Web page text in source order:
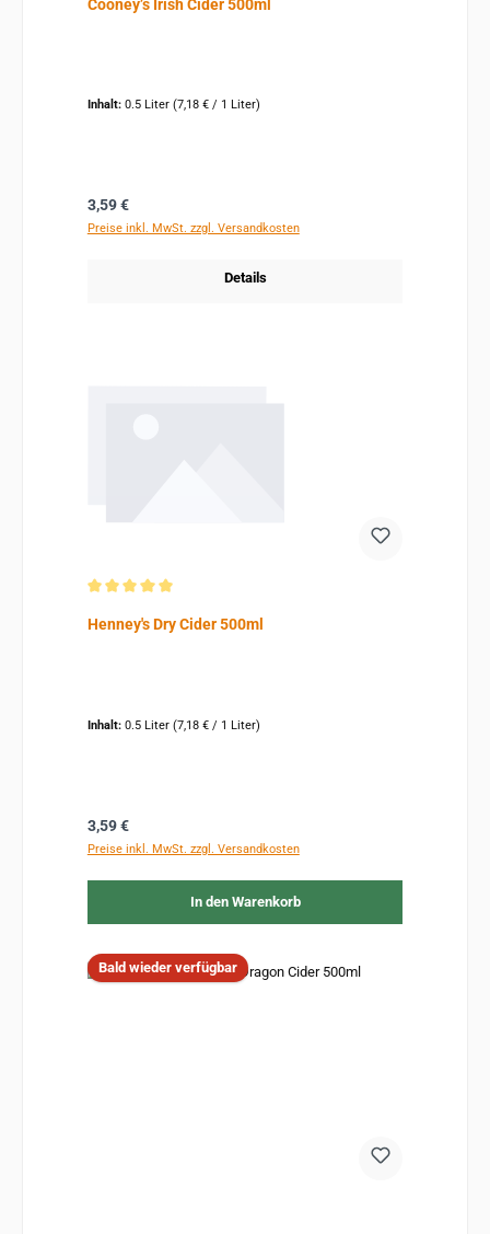
Cooney’s Irish Cider 500ml
Inhalt: 0.5 Liter (7,18 € / 1 Liter)
Regulärer Preis:
3,59 €
Preise inkl. MwSt. zzgl. Versandkosten
Details
Henney's Dry Cider 500ml
Inhalt: 0.5 Liter (7,18 € / 1 Liter)
Regulärer Preis:
3,59 €
Preise inkl. MwSt. zzgl. Versandkosten
In den Warenkorb
Bald wieder verfügbar